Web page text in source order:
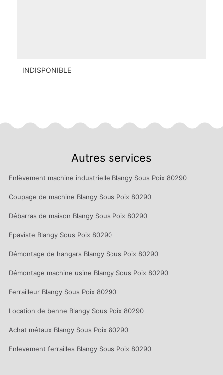
INDISPONIBLE
Autres services
Enlèvement machine industrielle Blangy Sous Poix 80290
Coupage de machine Blangy Sous Poix 80290
Débarras de maison Blangy Sous Poix 80290
Epaviste Blangy Sous Poix 80290
Démontage de hangars Blangy Sous Poix 80290
Démontage machine usine Blangy Sous Poix 80290
Ferrailleur Blangy Sous Poix 80290
Location de benne Blangy Sous Poix 80290
Achat métaux Blangy Sous Poix 80290
Enlevement ferrailles Blangy Sous Poix 80290